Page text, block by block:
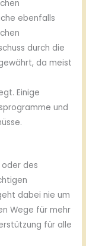
ebenfalls
durch die
da meist
Einige
und
oder des
dabei nie um
Wege für mehr
für alle